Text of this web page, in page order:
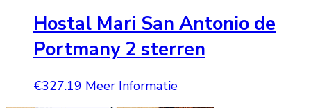
Hostal Mari San Antonio de
Portmany 2 sterren
€327.19 Meer Informatie